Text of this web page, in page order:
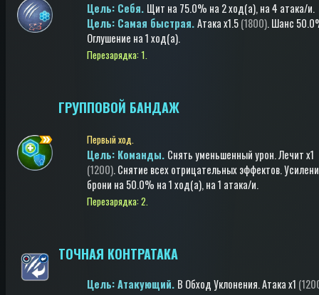
Цель: Cебя. Щит на 75.0% на 2 ход(a), на 4 атака/и.
Цель: Самая быстрая.Атакаx1.5(1800).Шанс
Оглушение на 1 ход(a).
Перезарядка: 1.
ГРУППОВОЙ БАНДАЖ
Первый ход.
Цель: Команды. Снять уменьшенный урон.Лечитx1
(1200).Снятие всех отрицательных эффектов.
брони на 50.0% на 1 ход(a), на 1 атака/и.
Перезарядка: 2.
ТОЧНАЯ КОНТРАТАКА
Цель: Атакующий. В Обход Уклонения.Атакаx1